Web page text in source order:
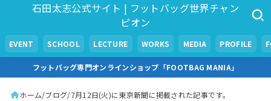
石田太志公式サイト | フットバッグ世界チャン
ピオン
EVENT SCHOOL LECTURE WORKS MEDIA PROFILE
フットバッグ専門オンラインショップ「FOOTBAG MANIA」
ホーム ブログ 7月12日(火)に東京新聞に掲載された記事です。